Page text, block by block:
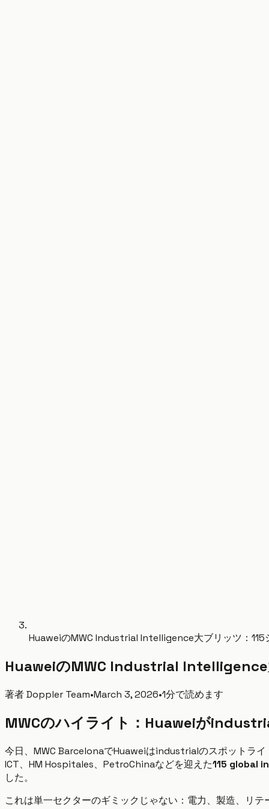
HuaweiのMWC Industrial Intelligence大ブリッツ：
HuaweiのMWC Industrial Intelligence
著者Doppler Team•March 3, 2026•1分で読めます
MWCのハイライト：Huaweiが
今日、MWC BarcelonaでHuaweiはindustrialのスポットラ
ICT、HM Hospitales、PetroChinaなどを迎えた115 global
した。
これは単一セクターのギミックじゃない：電力、製造、リ